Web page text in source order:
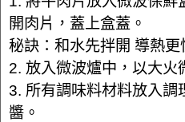
開肉片，蓋上盒蓋。
秘訣：和水先拌開 導熱更
2. 放入微波爐中，以大火
3. 所有調味料材料放入調
醬。